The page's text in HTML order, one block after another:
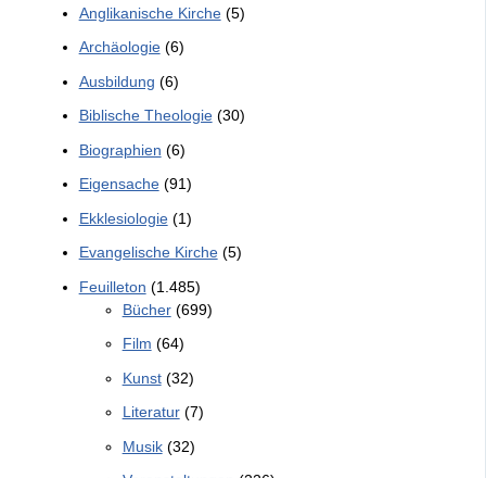
Anglikanische Kirche(5)
Archäologie(6)
Ausbildung (6)
Biblische Theologie(30)
Biographien (6)
Eigensache(91)
Ekklesiologie(1)
Evangelische Kirche(5)
Feuilleton (1.485)
Bücher(699)
Film (64)
Kunst(32)
Literatur(7)
Musik(32)